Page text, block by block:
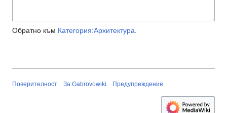
Обратно към Категория:Архитектура.
Поверителност За Gabrovowiki Предупреждение